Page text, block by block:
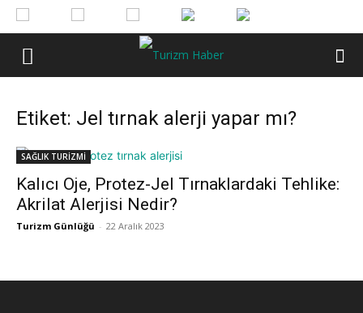
Etiket: Jel tırnak alerji yapar mı?
SAĞLIK TURİZMİ
Kalıcı Oje, Protez-Jel Tırnaklardaki Tehlike:
Akrilat Alerjisi Nedir?
Turizm Günlüğü - 22 Aralık 2023